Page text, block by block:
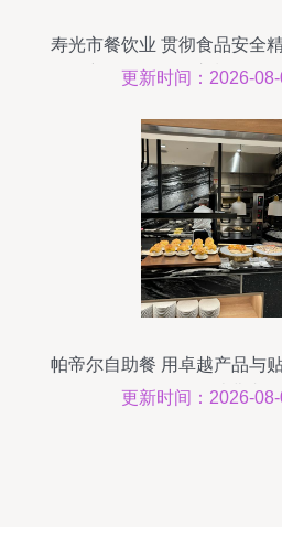
寿光市餐饮业 贯彻食品安全
发展新篇——记全市餐饮服务
更新时间：2026-
帕帝尔自助餐 用卓越产品与
食消费者
更新时间：2026-